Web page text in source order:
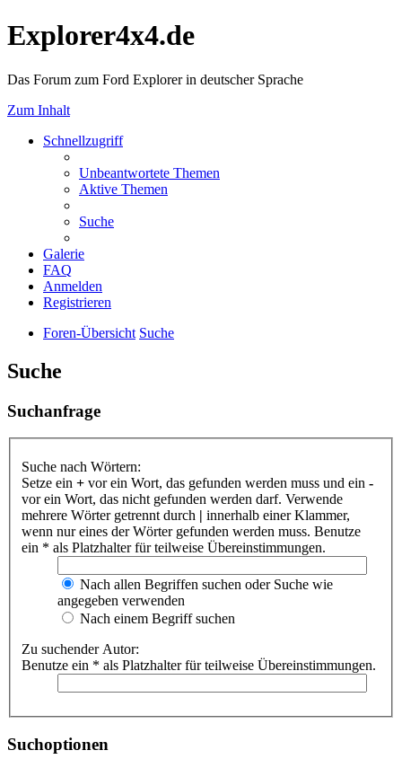
Explorer4x4.de
Das Forum zum Ford Explorer in deutscher Sprache
Zum Inhalt
Schnellzugriff
Unbeantwortete Themen
Aktive Themen
Suche
Galerie
FAQ
Anmelden
Registrieren
Foren-Übersicht Suche
Suche
Suchanfrage
Suche nach Wörtern:
Setze ein + vor ein Wort, das gefunden werden muss und ein -
vor ein Wort, das nicht gefunden werden darf. Verwende
mehrere Wörter getrennt durch | innerhalb einer Klammer,
wenn nur eines der Wörter gefunden werden muss. Benutze
ein * als Platzhalter für teilweise Übereinstimmungen.
Nach allen Begriffen suchen oder Suche wie
angegeben verwenden
Nach einem Begriff suchen
Zu suchender Autor:
Benutze ein * als Platzhalter für teilweise Übereinstimmungen.
Suchoptionen